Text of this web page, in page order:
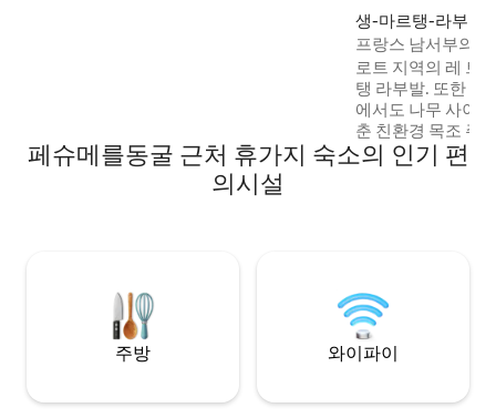
생-마르탱-라부바
프랑스 남서부의
로트 지역의 레 트
탱 라부발. 또한
에서도 나무 사이에 위치한 모든 시설을 갖
춘 친환경 목조 주
자연의 한복판에
와이파이. 저희 수
페슈메를동굴 근처 휴가지 숙소의 인기 편
의시설
주방 와이파이